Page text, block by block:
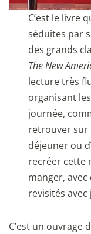
C’est le livre
séduites par
des grands
The New
lecture très
organisant
journée,
retrouver sur
déjeuner ou
recréer cette
manger,
revisités avec
C’est un ouvrage